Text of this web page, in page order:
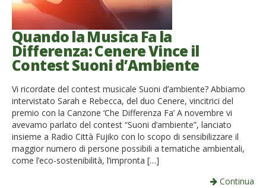
Quando la Musica Fa la
Differenza: Cenere Vince il
Contest Suoni d’Ambiente
Vi ricordate del contest musicale Suoni d’ambiente? Abbiamo
intervistato Sarah e Rebecca, del duo Cenere, vincitrici del
premio con la Canzone ‘Che Differenza Fa’ A novembre vi
avevamo parlato del contest “Suoni d’ambiente”, lanciato
insieme a Radio Città Fujiko con lo scopo di sensibilizzare il
maggior numero di persone possibili a tematiche ambientali,
come l’eco-sostenibilità, l’impronta […]
Continua